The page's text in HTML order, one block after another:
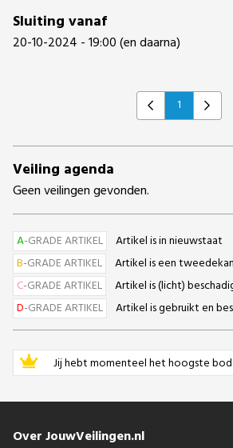
Sluiting vanaf
20-10-2024 - 19:00 (en daarna)
Previous
1 Next
Veiling agenda
Geen veilingen gevonden.
A-GRADE ARTIKEL
Artikel is in nieuwstaat
B-GRADE ARTIKEL
Artikel is een
C-GRADE ARTIKEL
Artikel is (licht)
D-GRADE ARTIKEL Artikel is gebruikt en
Jij hebt momenteel het hoogste bod
Over JouwVeilingen.nl